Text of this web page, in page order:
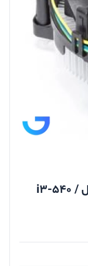
فن خنک کننده پردازنده اینتل مدل i3-540 /